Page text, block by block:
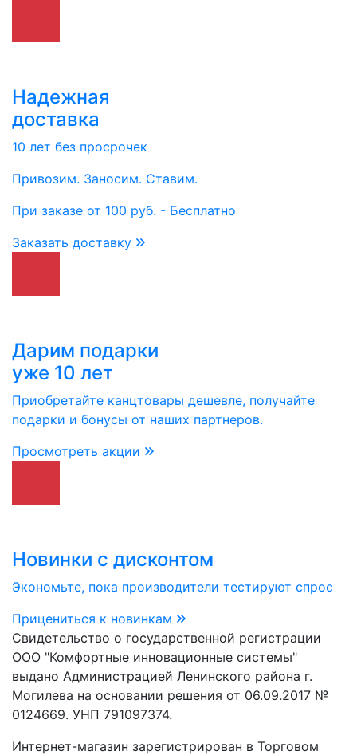
Надежная
доставка
10 лет без просрочек
Привозим. Заносим. Ставим.
При заказе от 100 руб. - Бесплатно
Заказать доставку
Дарим подарки
уже 10 лет
Приобретайте канцтовары дешевле, получайте
подарки и бонусы от наших партнеров.
Просмотреть акции
Новинки с дисконтом
Экономьте, пока производители тестируют спрос
Прицениться к новинкам
Свидетельство о государственной регистрации
ООО "Комфортные инновационные системы"
выдано Администрацией Ленинского района г.
Могилева на основании решения от 06.09.2017 №
0124669. УНП 791097374.
Интернет-магазин зарегистрирован в Торговом